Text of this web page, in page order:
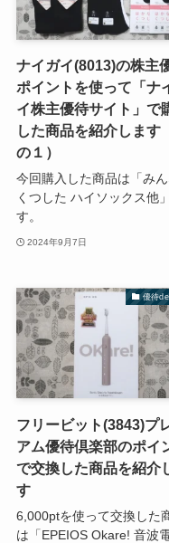
ナイガイ(8013)の株主
ポイントを使って「ナ
イ株主優待サイト」で
した商品を紹介します
の１）
今回購入した商品は「み
くつした ハイソックス他
す。
2024年9月7日
優待
フリービット(3843)プ
アム優待倶楽部のポイ
で交換した商品を紹介
す
6,000ptを使って交換した
は「EPEIOS Okare! 音波